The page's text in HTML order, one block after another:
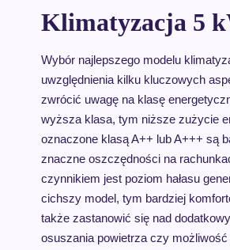
Klimatyzacja 5
Wybór najlepszego modelu
uwzględnienia kilku kluczowych
zwrócić uwagę na klasę
wyższa klasa, tym niższe zużycie
oznaczone klasą A++ lub A+++ są
znaczne oszczędności na
czynnikiem jest poziom hałasu
cichszy model, tym bardziej
także zastanowić się nad
osuszania powietrza czy